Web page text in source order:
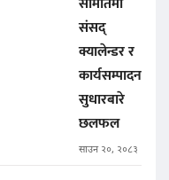
संसद्
क्यालेन्डर र
कार्यसम्पादन
सुधारबारे
छलफल
साउन २०, २०८३